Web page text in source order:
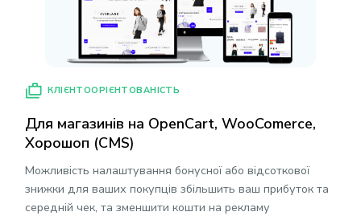
КЛІЄНТООРІЄНТОВАНІСТЬ
Для магазинів на OpenCart, WooComerce,
Хорошоп (CMS)
Можливість налаштування бонусної або відсоткової
знижки для ваших покупців збільшить ваш прибуток та
середній чек, та зменшити кошти на рекламу